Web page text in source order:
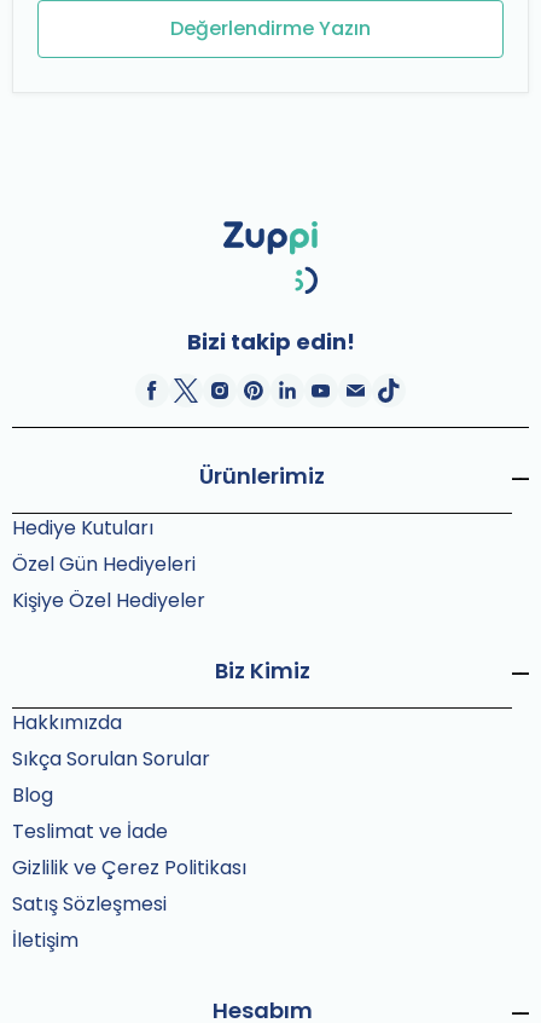
Değerlendirme Yazın
Bizi takip edin!
Ürünlerimiz
Hediye Kutuları
Özel Gün Hediyeleri
Kişiye Özel Hediyeler
Biz Kimiz
Hakkımızda
Sıkça Sorulan Sorular
Blog
Teslimat ve İade
Gizlilik ve Çerez Politikası
Satış Sözleşmesi
İletişim
Hesabım